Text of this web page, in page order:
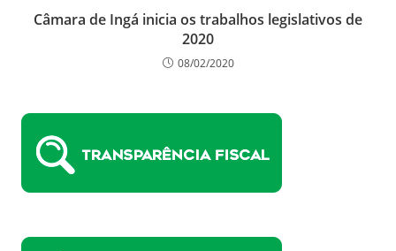
Câmara de Ingá inicia os trabalhos legislativos de
2020
08/02/2020